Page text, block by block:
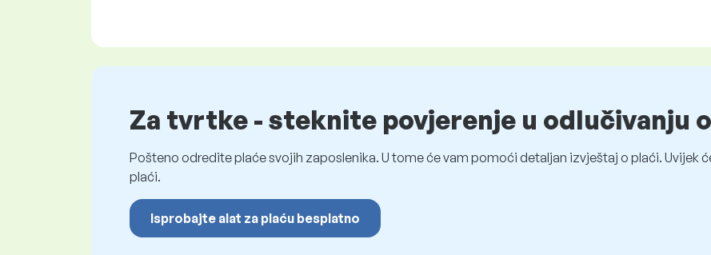
Za tvrtke - steknite povjerenje u odlučivanju
Pošteno odredite plaće svojih zaposlenika. U tome će vam pomoći detaljan izvještaj o plaći. Uvijek
plaći.
Isprobajte alat za plaću besplatno